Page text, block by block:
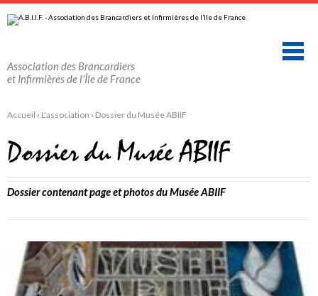
au
contenu.
navigation
personnels
Association des Brancardiers
et Infirmières de l'Île de France
Accueil › L'association › Dossier du Musée ABIIF
Dossier du Musée ABIIF
Dossier contenant page et photos du Musée ABIIF